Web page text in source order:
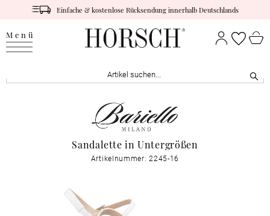
Einfache & kostenlose Rücksendung innerhalb Deutschlands
Menü
Sandalette in Untergrößen
Artikelnummer: 2245-16